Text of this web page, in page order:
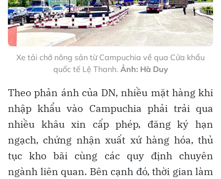
Xe tải chở nông sản từ Campuchia về qua Cửa khẩu
quốc tế Lệ Thanh. Ảnh: Hà Duy
Theo phản ánh của DN, nhiều mặt hàng khi
nhập khẩu vào Campuchia phải trải qua
nhiều khâu xin cấp phép, đăng ký hạn
ngạch, chứng nhận xuất xứ hàng hóa, thủ
tục kho bãi cùng các quy định chuyên
ngành liên quan. Bên cạnh đó, thời gian làm